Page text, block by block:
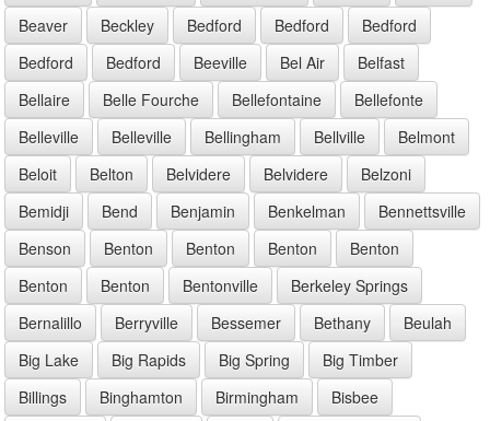
Beaver
Beckley Bedford Bedford
Bedford
Bedford
Bedford Beeville Bel Air
Belfast
Bellaire
Belle Fourche Bellefontaine
Bellefonte
Belleville
Belleville Bellingham Bellville
Belmont
Beloit
Belton Belvidere Belvidere
Belzoni
Bemidji
Bend Benjamin Benkelman
Bennettsville
Benson
Benton Benton Benton
Benton
Benton
Benton Bentonville
Berkeley Springs
Bernalillo
Berryville Bessemer Bethany
Beulah
Big Lake
Big Rapids Big Spring
Big Timber
Billings
Binghamton Birmingham
Bisbee